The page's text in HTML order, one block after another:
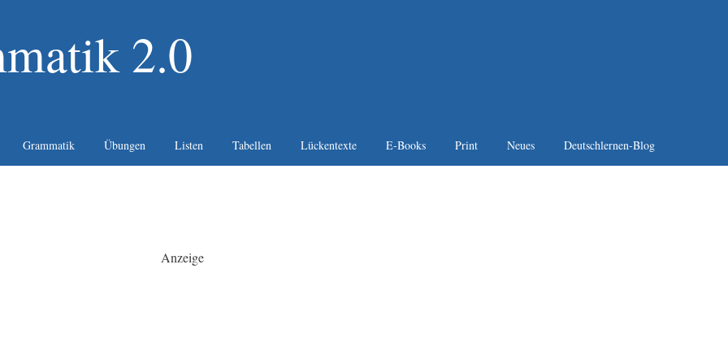
2.0
Grammatik Übungen Listen Tabellen Lückentexte E-Books Print Neues Deutschlernen-Blog
Anzeige